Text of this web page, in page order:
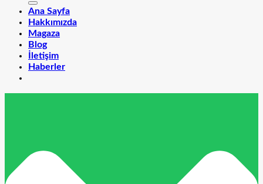
Ana Sayfa
Hakkımızda
Magaza
Blog
İletişim
Haberler